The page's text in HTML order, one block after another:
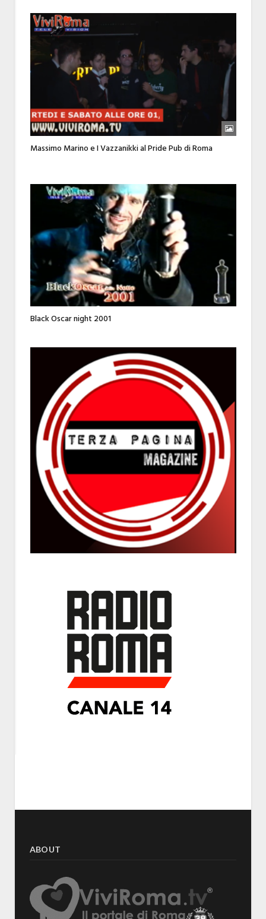
Massimo Marino e I Vazzanikki al Pride Pub di Roma
Black Oscar night 2001
ABOUT